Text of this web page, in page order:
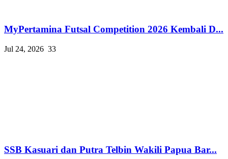
MyPertamina Futsal Competition 2026 Kembali D...
Jul 24, 2026 33
SSB Kasuari dan Putra Telbin Wakili Papua Bar...